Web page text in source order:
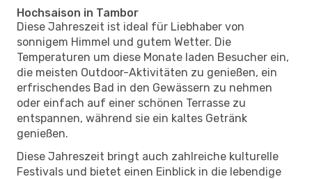
Hochsaison in Tambor
Diese Jahreszeit ist ideal für Liebhaber von
sonnigem Himmel und gutem Wetter. Die
Temperaturen um diese Monate laden Besucher ein,
die meisten Outdoor-Aktivitäten zu genießen, ein
erfrischendes Bad in den Gewässern zu nehmen
oder einfach auf einer schönen Terrasse zu
entspannen, während sie ein kaltes Getränk
genießen.
Diese Jahreszeit bringt auch zahlreiche kulturelle
Festivals und bietet einen Einblick in die lebendige